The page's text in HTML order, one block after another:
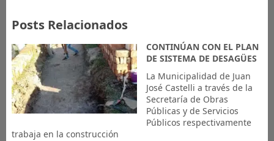
Posts Relacionados
CONTINÚAN CON EL PLAN
DE SISTEMA DE DESAGÜES
La Municipalidad de Juan
José Castelli a través de la
Secretaría de Obras
Públicas y de Servicios
Públicos respectivamente
trabaja en la construcción